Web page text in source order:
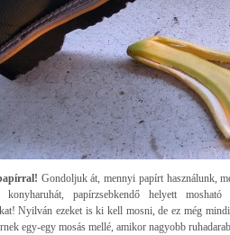
Gondoljuk át, mennyi papírt használunk,
konyharuhát, papírzsebkendő helyett
Nyilván ezeket is ki kell mosni, de ez még
egy-egy mosás mellé, amikor nagyobb